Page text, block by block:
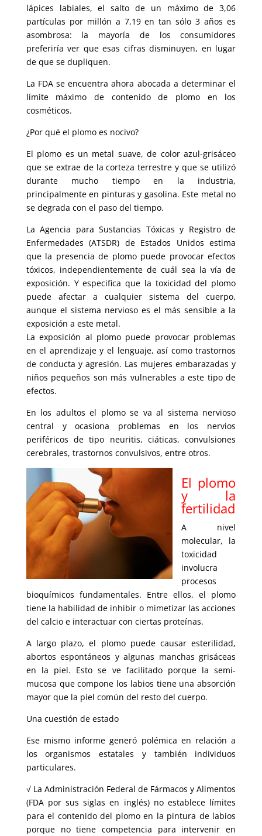
lápices labiales, el salto de un máximo de 3,06
partículas por millón a 7,19 en tan sólo 3 años es
asombrosa: la mayoría de los consumidores
preferiría ver que esas cifras disminuyen, en lugar
de que se dupliquen.
La FDA se encuentra ahora abocada a determinar el
límite máximo de contenido de plomo en los
cosméticos.
¿Por qué el plomo es nocivo?
El plomo es un metal suave, de color azul-grisáceo
que se extrae de la corteza terrestre y que se utilizó
durante mucho tiempo en la industria,
principalmente en pinturas y gasolina. Este metal no
se degrada con el paso del tiempo.
La Agencia para Sustancias Tóxicas y Registro de
Enfermedades (ATSDR) de Estados Unidos estima
que la presencia de plomo puede provocar efectos
tóxicos, independientemente de cuál sea la vía de
exposición. Y especifica que la toxicidad del plomo
puede afectar a cualquier sistema del cuerpo,
aunque el sistema nervioso es el más sensible a la
exposición a este metal.
La exposición al plomo puede provocar problemas
en el aprendizaje y el lenguaje, así como trastornos
de conducta y agresión. Las mujeres embarazadas y
niños pequeños son más vulnerables a este tipo de
efectos.
En los adultos el plomo se va al sistema nervioso
central y ocasiona problemas en los nervios
periféricos de tipo neuritis, ciáticas, convulsiones
cerebrales, trastornos convulsivos, entre otros.
El plomo
y la
fertilidad
A nivel
molecular, la
toxicidad
involucra
procesos
bioquímicos fundamentales. Entre ellos, el plomo
tiene la habilidad de inhibir o mimetizar las acciones
del calcio e interactuar con ciertas proteínas.
A largo plazo, el plomo puede causar esterilidad,
abortos espontáneos y algunas manchas grisáceas
en la piel. Esto se ve facilitado porque la semi-
mucosa que compone los labios tiene una absorción
mayor que la piel común del resto del cuerpo.
Una cuestión de estado
Ese mismo informe generó polémica en relación a
los organismos estatales y también individuos
particulares.
√ La Administración Federal de Fármacos y Alimentos
(FDA por sus siglas en inglés) no establece límites
para el contenido del plomo en la pintura de labios
porque no tiene competencia para intervenir en